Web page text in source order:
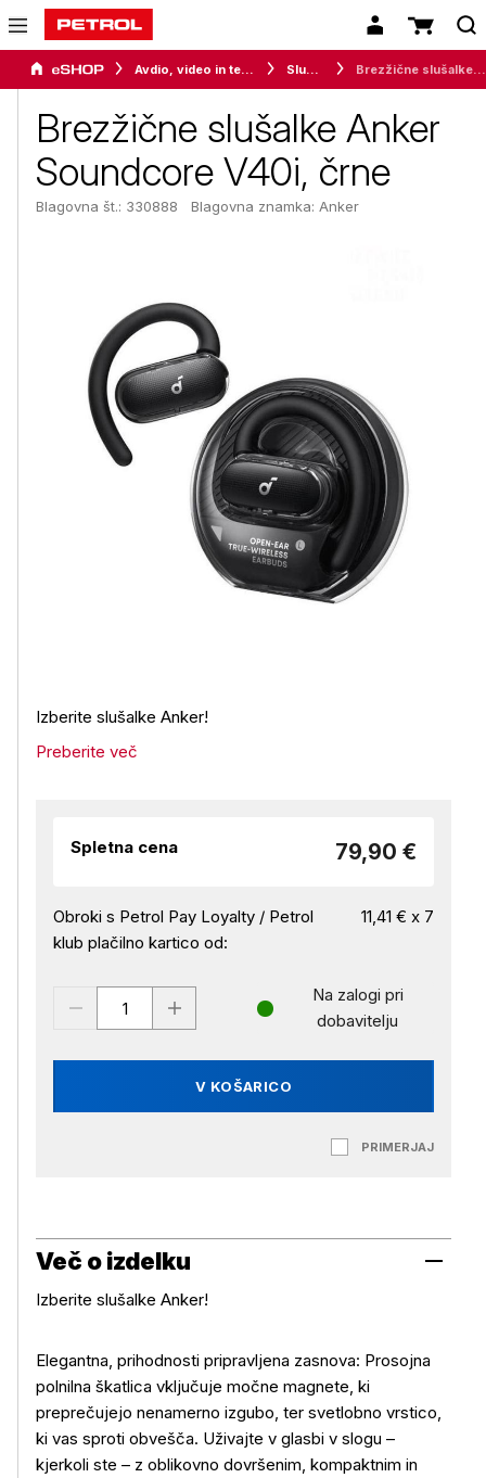
Avdio, video in telefonija Slušalke Brezžične slušalke Anker Soundcore V40i, črne
Brezžične slušalke Anker
Soundcore V40i, črne
Blagovna št.: 330888 Blagovna znamka: Anker
Izberite slušalke Anker!
Preberite več
Spletna cena 79,90 €
Obroki s Petrol Pay Loyalty / Petrol
klub plačilno kartico od:
11,41 € x 7
V KOŠARICO
Na zalogi pri
dobavitelju
PRIMERJAJ
Več o izdelku
Izberite slušalke Anker!
Elegantna, prihodnosti pripravljena zasnova: Prosojna
polnilna škatlica vključuje močne magnete, ki
preprečujejo nenamerno izgubo, ter svetlobno vrstico,
ki vas sproti obvešča. Uživajte v glasbi v slogu –
kjerkoli ste – z oblikovno dovršenim, kompaktnim in